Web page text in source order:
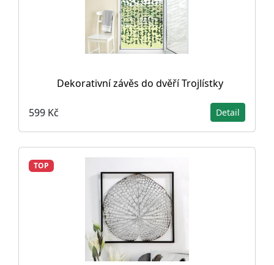
Dekorativní závěs do dvěří Trojlístky
599 Kč Detail
TOP